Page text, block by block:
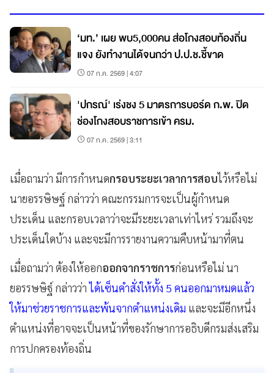
‘มท.’ เผย พบ5,000คน ส่อโกงสอบท้องถิ่น
แจง ยังทำงานได้จนกว่า ป.ป.ช.ชี้ขาด
07 ก.ค. 2569 | 4:07
'ปกรณ์' เร่งชง 5 มาตรการบอร์ด ก.พ. ปิด
ช่องโกงสอบราชการเข้า ครม.
07 ก.ค. 2569 | 3:11
เมื่อถามว่า มีการกำหนดกรอบระยะเวลาการสอบไว้หรือไม่
นายอรรษิษฐ์ กล่าวว่า คณะกรรมการจะเป็นผู้กำหนด
ประเด็น และกรอบเวลาว่าจะมีระยะเวลาเท่าไหร่ รวมถึงจะ
ประเด็นใดบ้าง และจะมีการรายงานความคืบหน้ามาที่ตน
เมื่อถามว่า ต้องให้ออกออกจากราชการก่อนหรือไม่ นา
ยอรรษษิฐ์ กล่าวว่าได้เซ็นคำสั่งให้ทั้ง 5 คนออกมาหมดแล้ว
ให้มาช่วยราชการและพ้นจากตำแหน่งเดิม และจะมีอีกหนึ่ง
ตำแหน่งที่อาจจะเป็นหน้าที่ของรักษาการอธิบดีกรมส่งเสริม
การปกครองท้องถิ่น